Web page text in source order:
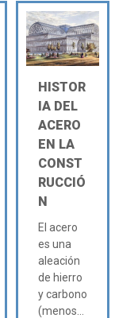
HISTOR
IA DEL
ACERO
EN LA
CONST
RUCCIÓ
N
El acero
es una
aleación
de hierro
y carbono
(menos...